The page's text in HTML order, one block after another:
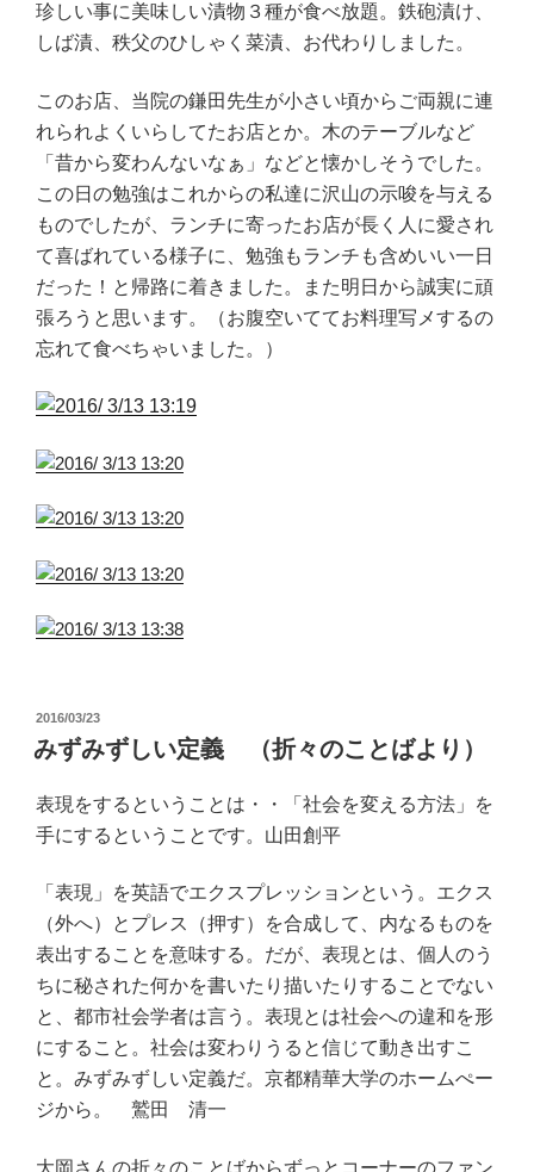
珍しい事に美味しい漬物３種が食べ放題。鉄砲漬け、
しば漬、秩父のひしゃく菜漬、お代わりしました。
このお店、当院の鎌田先生が小さい頃からご両親に連
れられよくいらしてたお店とか。木のテーブルなど
「昔から変わんないなぁ」などと懐かしそうでした。
この日の勉強はこれからの私達に沢山の示唆を与える
ものでしたが、ランチに寄ったお店が長く人に愛され
て喜ばれている様子に、勉強もランチも含めいい一日
だった！と帰路に着きました。また明日から誠実に頑
張ろうと思います。（お腹空いててお料理写メするの
忘れて食べちゃいました。）
投
稿
日:
2016/03/23
みずみずしい定義 （折々のことばより）
表現をするということは・・「社会を変える方法」を
手にするということです。山田創平
「表現」を英語でエクスプレッションという。エクス
（外へ）とプレス（押す）を合成して、内なるものを
表出することを意味する。だが、表現とは、個人のう
ちに秘された何かを書いたり描いたりすることでない
と、都市社会学者は言う。表現とは社会への違和を形
にすること。社会は変わりうると信じて動き出すこ
と。みずみずしい定義だ。京都精華大学のホームぺー
ジから。 鷲田 清一
大岡さんの折々のことばからずっとコーナーのファン